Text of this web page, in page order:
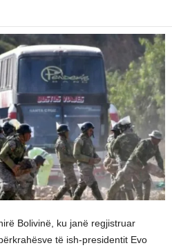
Bolivinë, ku janë regjistruar
të ish-presidentit Evo